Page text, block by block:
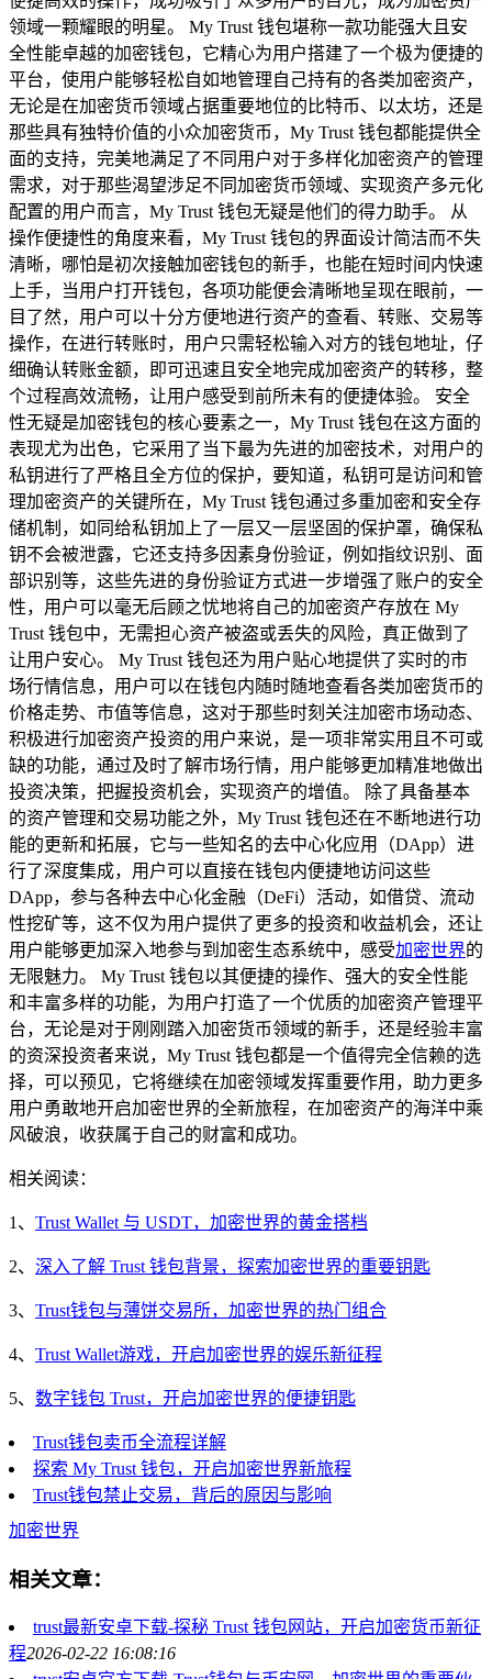
领域一颗耀眼的明星。 My Trust 钱包堪称一款功能强大且安
全性能卓越的加密钱包，它精心为用户搭建了一个极为便捷的
平台，使用户能够轻松自如地管理自己持有的各类加密资产，
无论是在加密货币领域占据重要地位的比特币、以太坊，还是
那些具有独特价值的小众加密货币，My Trust 钱包都能提供全
面的支持，完美地满足了不同用户对于多样化加密资产的管理
需求，对于那些渴望涉足不同加密货币领域、实现资产多元化
配置的用户而言，My Trust 钱包无疑是他们的得力助手。 从
操作便捷性的角度来看，My Trust 钱包的界面设计简洁而不失
清晰，哪怕是初次接触加密钱包的新手，也能在短时间内快速
上手，当用户打开钱包，各项功能便会清晰地呈现在眼前，一
目了然，用户可以十分方便地进行资产的查看、转账、交易等
操作，在进行转账时，用户只需轻松输入对方的钱包地址，仔
细确认转账金额，即可迅速且安全地完成加密资产的转移，整
个过程高效流畅，让用户感受到前所未有的便捷体验。 安全
性无疑是加密钱包的核心要素之一，My Trust 钱包在这方面的
表现尤为出色，它采用了当下最为先进的加密技术，对用户的
私钥进行了严格且全方位的保护，要知道，私钥可是访问和管
理加密资产的关键所在，My Trust 钱包通过多重加密和安全存
储机制，如同给私钥加上了一层又一层坚固的保护罩，确保私
钥不会被泄露，它还支持多因素身份验证，例如指纹识别、面
部识别等，这些先进的身份验证方式进一步增强了账户的安全
性，用户可以毫无后顾之忧地将自己的加密资产存放在 My
Trust 钱包中，无需担心资产被盗或丢失的风险，真正做到了
让用户安心。 My Trust 钱包还为用户贴心地提供了实时的市
场行情信息，用户可以在钱包内随时随地查看各类加密货币的
价格走势、市值等信息，这对于那些时刻关注加密市场动态、
积极进行加密资产投资的用户来说，是一项非常实用且不可或
缺的功能，通过及时了解市场行情，用户能够更加精准地做出
投资决策，把握投资机会，实现资产的增值。 除了具备基本
的资产管理和交易功能之外，My Trust 钱包还在不断地进行功
能的更新和拓展，它与一些知名的去中心化应用（DApp）进
行了深度集成，用户可以直接在钱包内便捷地访问这些
DApp，参与各种去中心化金融（DeFi）活动，如借贷、流动
性挖矿等，这不仅为用户提供了更多的投资和收益机会，还让
用户能够更加深入地参与到加密生态系统中，感受加密世界的
无限魅力。 My Trust 钱包以其便捷的操作、强大的安全性能
和丰富多样的功能，为用户打造了一个优质的加密资产管理平
台，无论是对于刚刚踏入加密货币领域的新手，还是经验丰富
的资深投资者来说，My Trust 钱包都是一个值得完全信赖的选
择，可以预见，它将继续在加密领域发挥重要作用，助力更多
用户勇敢地开启加密世界的全新旅程，在加密资产的海洋中乘
风破浪，收获属于自己的财富和成功。
相关阅读：
1、 Trust Wallet 与 USDT，加密世界的黄金搭档
2、 深入了解 Trust 钱包背景，探索加密世界的重要钥匙
3、 Trust钱包与薄饼交易所，加密世界的热门组合
4、 Trust Wallet游戏，开启加密世界的娱乐新征程
5、 数字钱包 Trust，开启加密世界的便捷钥匙
Trust钱包卖币全流程详解
探索 My Trust 钱包，开启加密世界新旅程
Trust钱包禁止交易，背后的原因与影响
加密世界
相关文章：
trust最新安卓下载-探秘 Trust 钱包网站，开启加密货币新征
程2026-02-22 16:08:16